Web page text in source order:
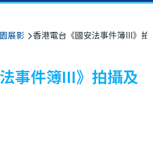
展影 香港電台《國安法事件簿III》拍
事件簿III》拍攝及